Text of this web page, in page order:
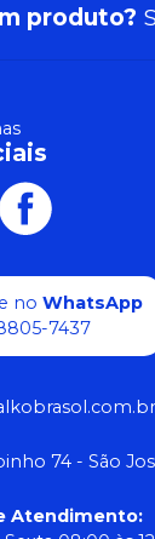
produto?
no WhatsApp
7437
74 - São
Atendimento: